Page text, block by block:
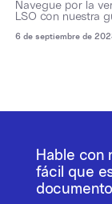
Navegue por la
LSO con nuestra
6 de septiembre de
Hable con
fácil que